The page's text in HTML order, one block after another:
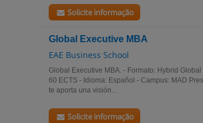
Solicite informação
Global Executive MBA
EAE Business School
Global Executive MBA. - Formato: Hybrid
60 ECTS - Idioma: Español - Campus: MAD
te aporta una visión...
Solicite informação